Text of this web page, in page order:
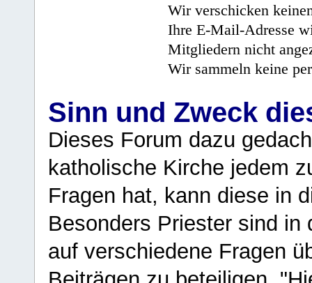
Wir verschicken
Ihre E-Mail-Adresse
Mitgliedern nicht
Wir sammeln keine
Sinn und Zweck
Dieses Forum dazu
katholische Kirche jedem
Fragen hat, kann diese in
Besonders Priester sind in
auf verschiedene Fragen